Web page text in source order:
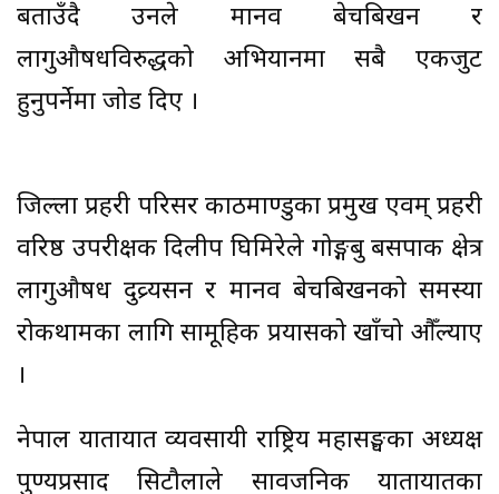
बताउँदै उनले मानव बेचबिखन र
लागुऔषधविरुद्धको अभियानमा सबै एकजुट
हुनुपर्नेमा जोड दिए ।
जिल्ला प्रहरी परिसर काठमाण्डुका प्रमुख एवम् प्रहरी
वरिष्ठ उपरीक्षक दिलीप घिमिरेले गोङ्गबु बसपार्क क्षेत्र
लागुऔषध दुव्र्यसन र मानव बेचबिखनको समस्या
रोकथामका लागि सामूहिक प्रयासको खाँचो औँल्याए
।
नेपाल यातायात व्यवसायी राष्ट्रिय महासङ्घका अध्यक्ष
पुण्यप्रसाद सिटौलाले सार्वजनिक यातायातका